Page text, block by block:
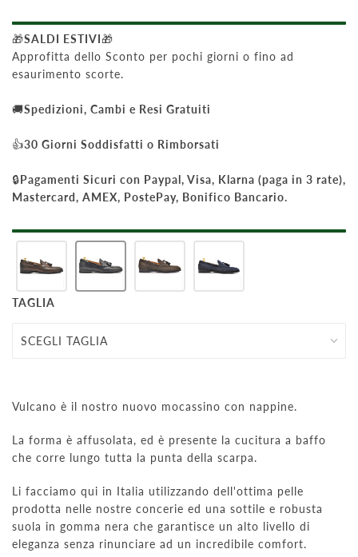
🎁SALDI ESTIVI🎁
Approfitta dello Sconto per pochi giorni o fino ad
esaurimento scorte.
🚚Spedizioni, Cambi e Resi Gratuiti
👍30 Giorni Soddisfatti o Rimborsati
🔒Pagamenti Sicuri con Paypal, Visa, Klarna (paga in 3 rate),
Mastercard, AMEX, PostePay, Bonifico Bancario.
TAGLIA
Vulcano è il nostro nuovo mocassino con nappine.
La forma è affusolata, ed è presente la cucitura a baffo
che corre lungo tutta la punta della scarpa.
Li facciamo qui in Italia utilizzando dell'ottima pelle
prodotta nelle nostre concerie ed una sottile e robusta
suola in gomma nera che garantisce un alto livello di
eleganza senza rinunciare ad un incredibile comfort.